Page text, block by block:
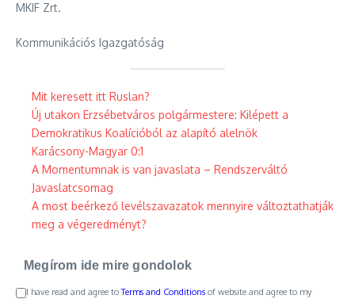
MKIF Zrt.
Kommunikációs Igazgatóság
Mit keresett itt Ruslan?
Új utakon Erzsébetváros polgármestere: Kilépett a
Demokratikus Koalícióból az alapító alelnök
Karácsony-Magyar 0:1
A Momentumnak is van javaslata – Rendszerváltó
Javaslatcsomag
A most beérkező levélszavazatok mennyire változtathatják
meg a végeredményt?
Megírom ide mire gondolok
I have read and agree toTerms and Conditions of website and agree to my